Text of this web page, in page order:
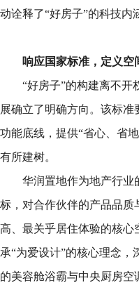
动诠释了“好房子”的科技
响应国家标准，定义空
“好房子”的构建离不开
展确立了明确方向。该标准
功能底线，提供“省心、省
有所建树。
华润置地作为地产行业
标，对合作伙伴的产品品
高、最关乎居住体验的核心
承“为爱设计”的核心理念
的美容舱浴霸与中央厨房